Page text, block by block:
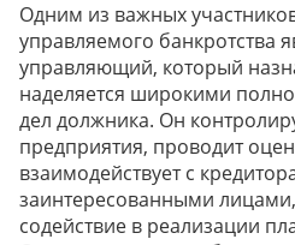
Одним из важных
управляемого банкротства
управляющий, который
наделяется широкими
дел должника. Он
предприятия, проводит
взаимодействует с
заинтересованными
содействие в реализации